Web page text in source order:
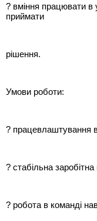
? вміння працювати в
приймати
рішення.
Умови роботи:
? працевлаштування
? стабільна
? робота в команді